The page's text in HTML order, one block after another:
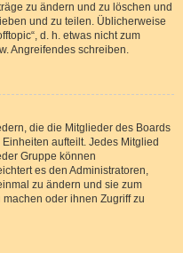
zu ändern und zu löschen und
und zu teilen. Üblicherweise
d. h. etwas nicht zum
Angreifendes schreiben.
die die Mitglieder des Boards
aufteilt. Jedes Mitglied
Gruppe können
es den Administratoren,
zu ändern und sie zum
oder ihnen Zugriff zu